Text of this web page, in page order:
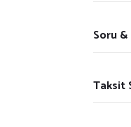
Soru &
Taksit